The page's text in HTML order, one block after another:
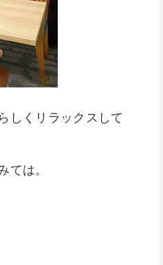
しくリラックスして
ては。